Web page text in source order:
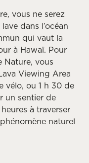
vous ne serez
dans l’océan
qui vaut la
à Hawaï. Pour
Nature, vous
Viewing Area
vélo, ou 1 h 30 de
un sentier de
à traverser
naturel